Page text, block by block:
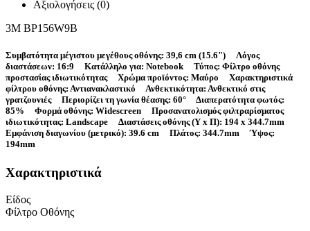
Αξιολογήσεις (0)
3M BP156W9B
Συμβατότητα μέγιστου μεγέθους οθόνης: 39,6 cm (15.6") Λόγος
διαστάσεων: 16:9 Κατάλληλο για: Notebook Τύπος: Φίλτρο οθόνης
προστασίας ιδιωτικότητας Χρώμα προϊόντος: Μαύρο Χαρακτηριστικά
φίλτρου οθόνης: Αντιανακλαστικό Ανθεκτικότητα: Ανθεκτικό στις
γρατζουνιές Περιορίζει τη γωνία θέασης: 60° Διαπερατότητα φωτός:
85% Φορμά οθόνης: Widescreen Προσανατολισμός φιλτραρίσματος
ιδιωτικότητας: Landscape Διαστάσεις οθόνης (Υ x Π): 194 x 344.7mm
Εμφάνιση διαγωνίου (μετρικό): 39.6 cm Πλάτος: 344.7mm Ύψος:
194mm
Χαρακτηριστικά
Είδος
Φίλτρο Οθόνης